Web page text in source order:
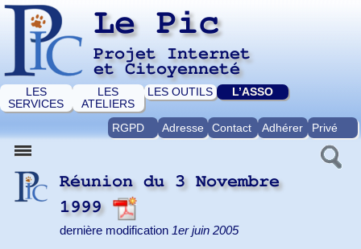
Le Pic
Projet Internet
et Citoyenneté
LES
SERVICES
LES
ATELIERS
LES OUTILS L’ASSO
RGPD Adresse Contact Adhérer Privé
Réunion du 3 Novembre
1999
dernière modification 1er juin 2005